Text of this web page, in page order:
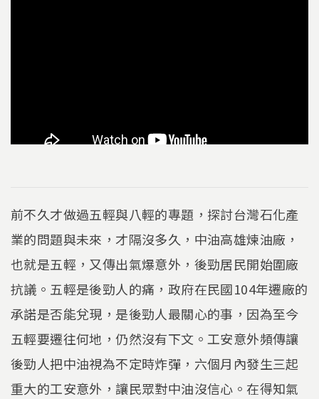
前不久才做過五輕與八輕的專題，探討台灣石化產
業的問題與未來，才隔沒多久，中油高雄煉油廠，
也就是五輕，又傳出氣爆意外，後勁居民開始圍廠
抗議。五輕是後勁人的痛，政府在民國104年遷廠的
承諾是否能兌現，是後勁人最關心的事，因為至今
五輕要遷往何地，仍然沒有下文。工安意外頻傳讓
後勁人把中油視為不定時炸彈，六個月內發生三起
重大的工安意外，讓民眾對中油沒信心。在得知氣